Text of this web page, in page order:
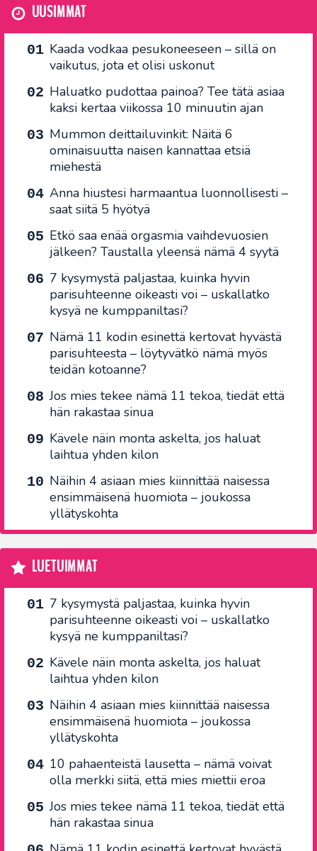
UUSIMMAT
Kaada vodkaa pesukoneeseen – sillä on
vaikutus, jota et olisi uskonut
Haluatko pudottaa painoa? Tee tätä asiaa
kaksi kertaa viikossa 10 minuutin ajan
Mummon deittailuvinkit: Näitä 6
ominaisuutta naisen kannattaa etsiä
miehestä
Anna hiustesi harmaantua luonnollisesti –
saat siitä 5 hyötyä
Etkö saa enää orgasmia vaihdevuosien
jälkeen? Taustalla yleensä nämä 4 syytä
7 kysymystä paljastaa, kuinka hyvin
parisuhteenne oikeasti voi – uskallatko
kysyä ne kumppaniltasi?
Nämä 11 kodin esinettä kertovat hyvästä
parisuhteesta – löytyvätkö nämä myös
teidän kotoanne?
Jos mies tekee nämä 11 tekoa, tiedät että
hän rakastaa sinua
Kävele näin monta askelta, jos haluat
laihtua yhden kilon
Näihin 4 asiaan mies kiinnittää naisessa
ensimmäisenä huomiota – joukossa
yllätyskohta
LUETUIMMAT
7 kysymystä paljastaa, kuinka hyvin
parisuhteenne oikeasti voi – uskallatko
kysyä ne kumppaniltasi?
Kävele näin monta askelta, jos haluat
laihtua yhden kilon
Näihin 4 asiaan mies kiinnittää naisessa
ensimmäisenä huomiota – joukossa
yllätyskohta
10 pahaenteistä lausetta – nämä voivat
olla merkki siitä, että mies miettii eroa
Jos mies tekee nämä 11 tekoa, tiedät että
hän rakastaa sinua